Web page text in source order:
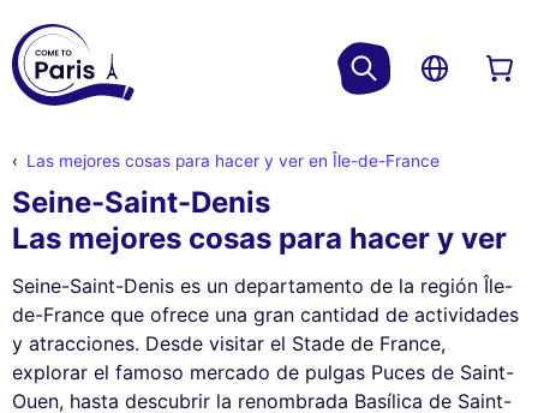
Las mejores cosas para hacer y ver en Île-de-France
Seine-Saint-Denis
Las mejores cosas para hacer y ver
Seine-Saint-Denis es un departamento de la región Île-
de-France que ofrece una gran cantidad de actividades
y atracciones. Desde visitar el Stade de France,
explorar el famoso mercado de pulgas Puces de Saint-
Ouen, hasta descubrir la renombrada Basílica de Saint-